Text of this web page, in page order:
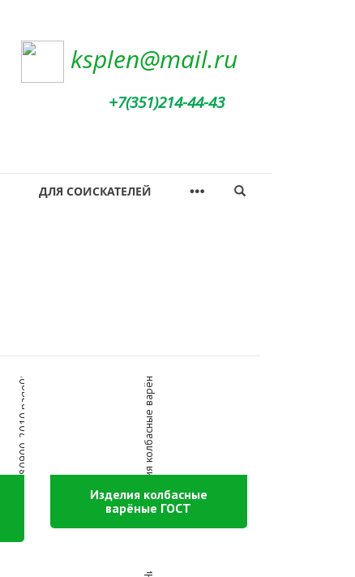
ksplen@mail.ru
+7(351)214-44-43
ДЛЯ СОИСКАТЕЛЕЙ
Изделия колбасные
варёные ГОСТ